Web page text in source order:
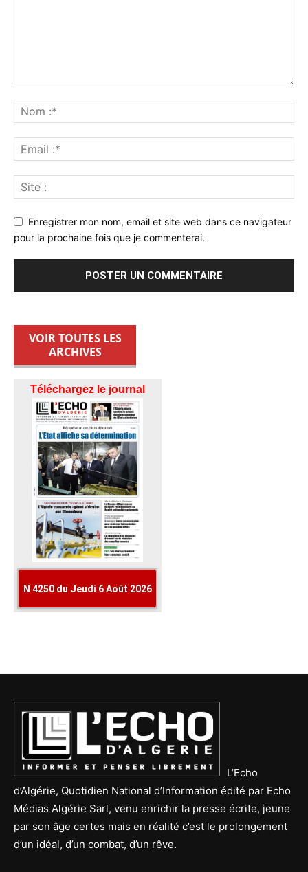
Enregistrer mon nom, email et site web dans ce navigateur
pour la prochaine fois que je commenterai.
VOIR TOUTES LES
ARCHIVES
L’Echo
d’Algérie, Quotidien National d’Information édité par Echo
Médias Algérie Sarl, venu enrichir la presse écrite, jeune
par son âge certes mais en réalité c’est le prolongement
d’un idéal, d’un combat, d’un rêve.